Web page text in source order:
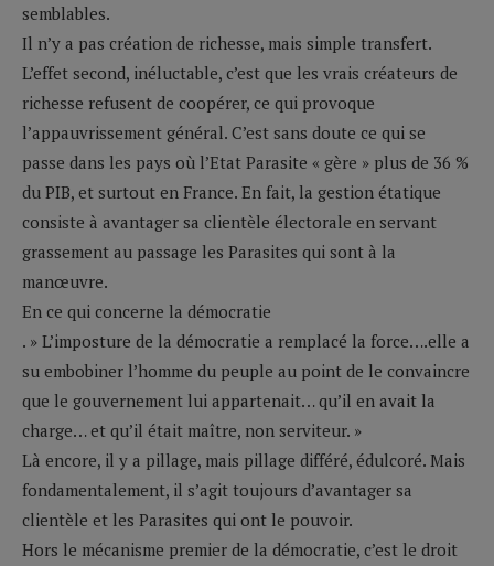
semblables.
Il n’y a pas création de richesse, mais simple transfert.
L’effet second, inéluctable, c’est que les vrais créateurs de
richesse refusent de coopérer, ce qui provoque
l’appauvrissement général. C’est sans doute ce qui se
passe dans les pays où l’Etat Parasite « gère » plus de 36 %
du PIB, et surtout en France. En fait, la gestion étatique
consiste à avantager sa clientèle électorale en servant
grassement au passage les Parasites qui sont à la
manœuvre.
En ce qui concerne la démocratie
. » L’imposture de la démocratie a remplacé la force….elle a
su embobiner l’homme du peuple au point de le convaincre
que le gouvernement lui appartenait… qu’il en avait la
charge… et qu’il était maître, non serviteur. »
Là encore, il y a pillage, mais pillage différé, édulcoré. Mais
fondamentalement, il s’agit toujours d’avantager sa
clientèle et les Parasites qui ont le pouvoir.
Hors le mécanisme premier de la démocratie, c’est le droit